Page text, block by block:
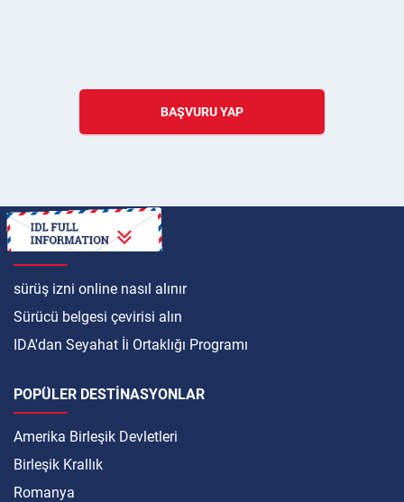
BAŞVURU YAP
ULUSLARARASI
sürüş izni online nasıl alınır
Sürücü belgesi çevirisi alın
IDA'dan Seyahat İi Ortaklığı Programı
POPÜLER DESTINASYONLAR
Amerika Birleşik Devletleri
Birleşik Krallık
Romanya